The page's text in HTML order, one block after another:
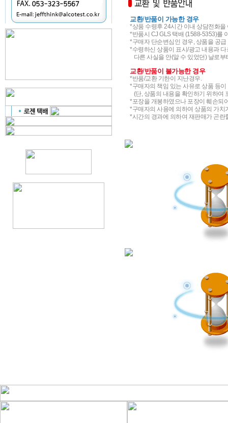
교환/반품이 가능한 경우
*상품 수령후 24시간 이내 상담전화
*반품시 CJ GLS 택배 (1588-5353)를
*구매자 단순변심인 경우, 상품을 공
*수령하신 상품이 표시/광고 내용과
다른 사실을 안(알 수 있었던) 날로
교환/반품이 불가능한 경우
*반품/교환 기한이 지난경우.
*구매자의 책임 있는 사유로 상품 등
(단, 상품의 내용을 확인하기 위하여
*포장을 개봉하였으나 포장이 훼손되
*구매자의 사용에 의하여 상품의 가치
*시간의 경과에 의하여 재판매가 곤란